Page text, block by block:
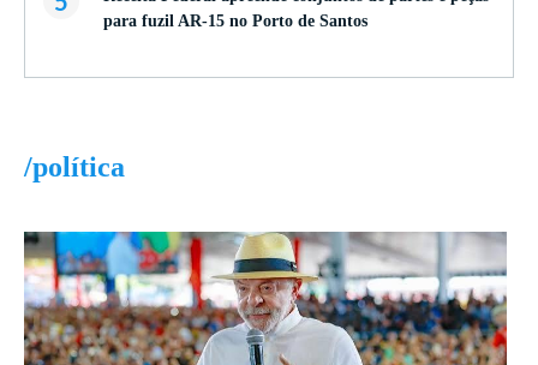
para fuzil AR-15 no Porto de Santos
/política